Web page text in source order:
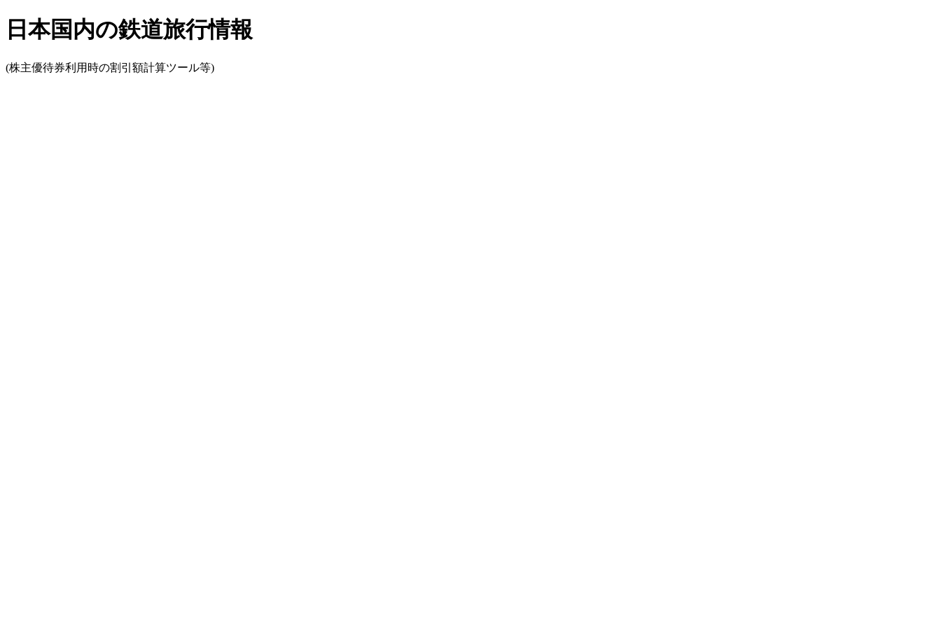
日本国内の鉄道旅行情報
(株主優待券利用時の割引額計算ツール等)